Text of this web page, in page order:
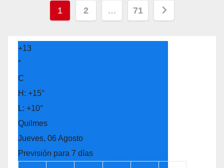
Navegación
1 2 … 71
+13
°
C
H: +15°
L: +10°
Quilmes
Jueves, 06 Agosto
Previsión para 7 días